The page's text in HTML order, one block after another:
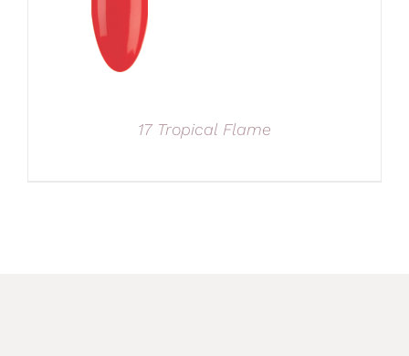
17 Tropical Flame